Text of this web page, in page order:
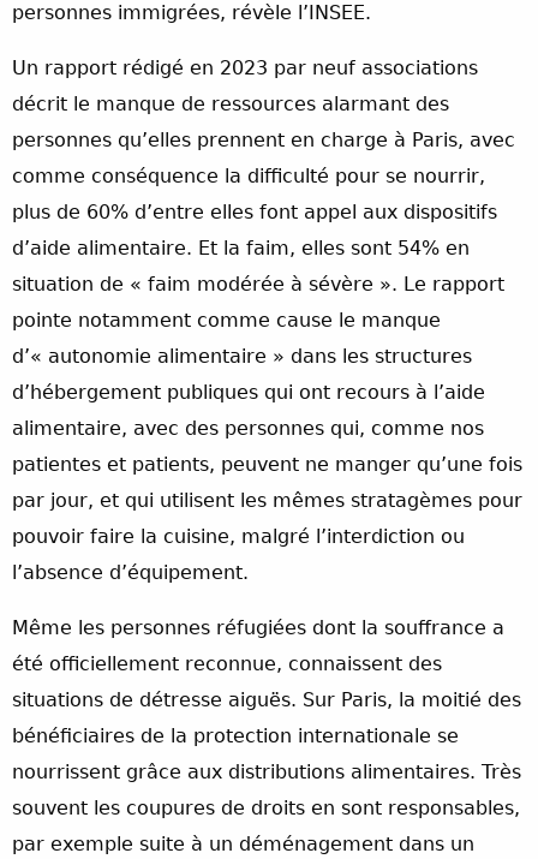
personnes immigrées, révèle l’INSEE.
Un rapport rédigé en 2023 par neuf associations
décrit le manque de ressources alarmant des
personnes qu’elles prennent en charge à Paris, avec
comme conséquence la difficulté pour se nourrir,
plus de 60% d’entre elles font appel aux dispositifs
d’aide alimentaire. Et la faim, elles sont 54% en
situation de « faim modérée à sévère ». Le rapport
pointe notamment comme cause le manque
d’« autonomie alimentaire » dans les structures
d’hébergement publiques qui ont recours à l’aide
alimentaire, avec des personnes qui, comme nos
patientes et patients, peuvent ne manger qu’une fois
par jour, et qui utilisent les mêmes stratagèmes pour
pouvoir faire la cuisine, malgré l’interdiction ou
l’absence d’équipement.
Même les personnes réfugiées dont la souffrance a
été officiellement reconnue, connaissent des
situations de détresse aiguës. Sur Paris, la moitié des
bénéficiaires de la protection internationale se
nourrissent grâce aux distributions alimentaires. Très
souvent les coupures de droits en sont responsables,
par exemple suite à un déménagement dans un